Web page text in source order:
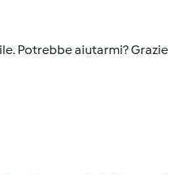
Potrebbe aiutarmi? Grazie